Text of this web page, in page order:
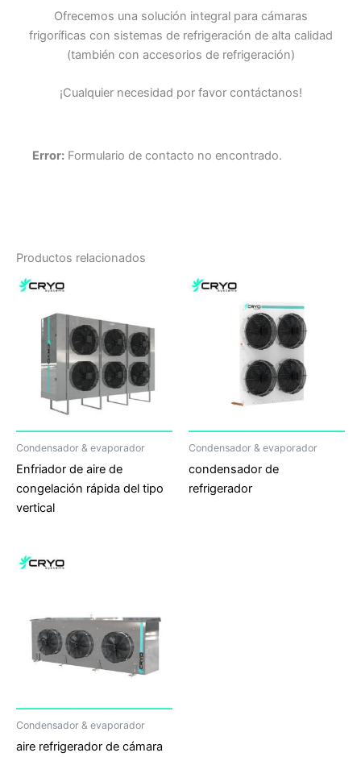
Ofrecemos una solución integral para cámaras
frigoríficas con sistemas de refrigeración de alta calidad
(también con accesorios de refrigeración)
¡Cualquier necesidad por favor contáctanos!
Error: Formulario de contacto no encontrado.
Productos relacionados
Condensador & evaporador
Enfriador de aire de
congelación rápida del tipo
vertical
Condensador & evaporador
condensador de
refrigerador
Condensador & evaporador
aire refrigerador de cámara